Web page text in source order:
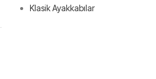
Klasik Ayakkabılar